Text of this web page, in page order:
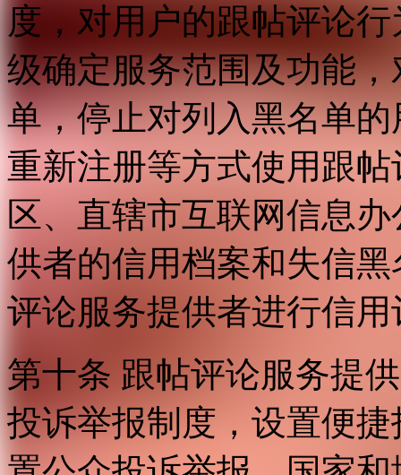
度，对用户的跟帖评论
级确定服务范围及功能
单，停止对列入黑名单
重新注册等方式使用跟
区、直辖市互联网信息
供者的信用档案和失信
评论服务提供者进行信用
第十条 跟帖评论服务提
投诉举报制度，设置便